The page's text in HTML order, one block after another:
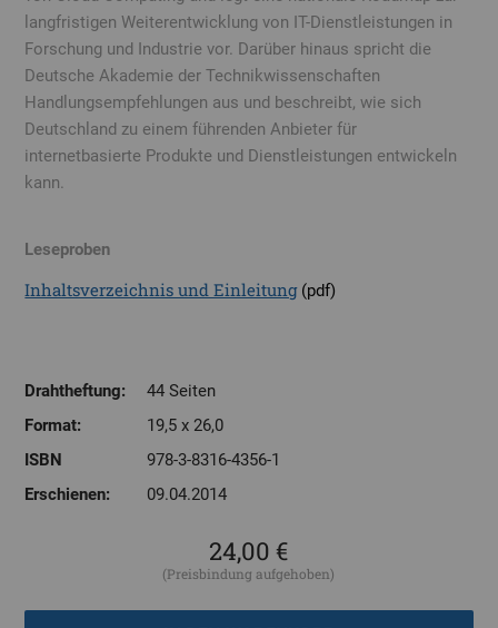
langfristigen Weiterentwicklung von IT-Dienstleistungen in
Forschung und Industrie vor. Darüber hinaus spricht die
Deutsche Akademie der Technikwissenschaften
Handlungsempfehlungen aus und beschreibt, wie sich
Deutschland zu einem führenden Anbieter für
internetbasierte Produkte und Dienstleistungen entwickeln
kann.
Leseproben
Inhaltsverzeichnis und Einleitung(pdf)
Drahtheftung:
44 Seiten
Format:
19,5 x 26,0
ISBN
978-3-8316-4356-1
Erschienen:
09.04.2014
24,00 €
(Preisbindung aufgehoben)